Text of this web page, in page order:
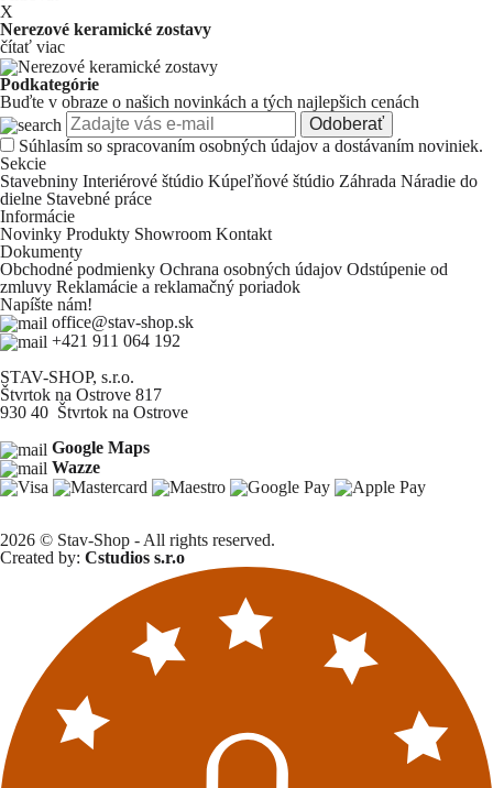
X
Nerezové keramické zostavy
čítať viac
Podkategórie
Buďte v obraze o našich novinkách a tých najlepšich cenách
Odoberať
Súhlasím so spracovaním osobných údajov a dostávaním noviniek.
Sekcie
Stavebniny Interiérové štúdio Kúpeľňové štúdio Záhrada Náradie do
dielne Stavebné práce
Informácie
Novinky Produkty Showroom Kontakt
Dokumenty
Obchodné podmienky Ochrana osobných údajov Odstúpenie od
zmluvy Reklamácie a reklamačný poriadok
Napíšte nám!
office@stav-shop.sk
+421 911 064 192
STAV-SHOP, s.r.o.
Štvrtok na Ostrove 817
930 40 Štvrtok na Ostrove
Google Maps
Wazze
2026 © Stav-Shop - All rights reserved.
Created by: Cstudios s.r.o